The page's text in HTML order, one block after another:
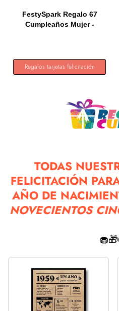
FestySpark Regalo 67
Cumpleaños Mujer -
Regalos tarjetas felicitación
TODAS
FELICITACIÓN
AÑO DE
NOVECIENTOS